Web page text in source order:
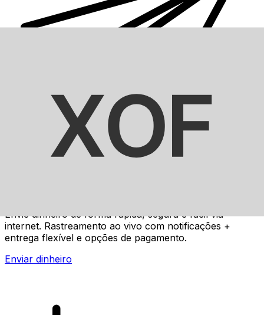
Envie dinheiro de forma rápida, segura e fácil via
internet. Rastreamento ao vivo com notificações +
entrega flexível e opções de pagamento.
Enviar dinheiro